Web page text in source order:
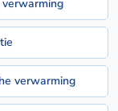
verwarming